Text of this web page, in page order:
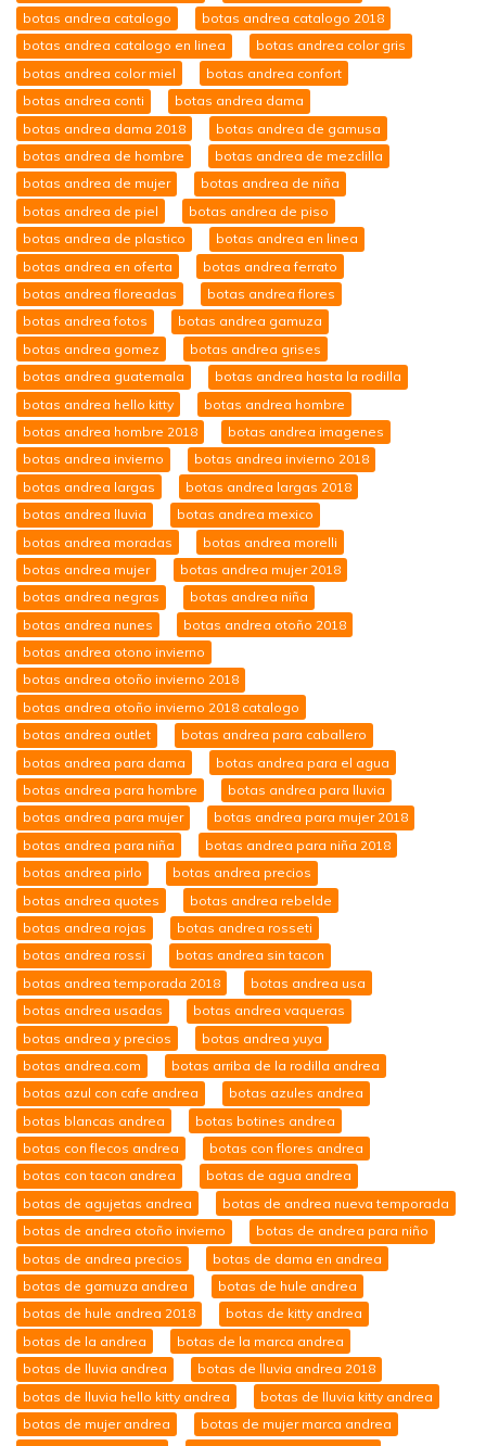
botas andrea catalogo
botas andrea catalogo 2018
botas andrea catalogo en linea
botas andrea color gris
botas andrea color miel
botas andrea confort
botas andrea conti
botas andrea dama
botas andrea dama 2018
botas andrea de gamusa
botas andrea de hombre
botas andrea de mezclilla
botas andrea de mujer
botas andrea de niña
botas andrea de piel
botas andrea de piso
botas andrea de plastico
botas andrea en linea
botas andrea en oferta
botas andrea ferrato
botas andrea floreadas
botas andrea flores
botas andrea fotos
botas andrea gamuza
botas andrea gomez
botas andrea grises
botas andrea guatemala
botas andrea hasta la rodilla
botas andrea hello kitty
botas andrea hombre
botas andrea hombre 2018
botas andrea imagenes
botas andrea invierno
botas andrea invierno 2018
botas andrea largas
botas andrea largas 2018
botas andrea lluvia
botas andrea mexico
botas andrea moradas
botas andrea morelli
botas andrea mujer
botas andrea mujer 2018
botas andrea negras
botas andrea niña
botas andrea nunes
botas andrea otoño 2018
botas andrea otono invierno
botas andrea otoño invierno 2018
botas andrea otoño invierno 2018 catalogo
botas andrea outlet
botas andrea para caballero
botas andrea para dama
botas andrea para el agua
botas andrea para hombre
botas andrea para lluvia
botas andrea para mujer
botas andrea para mujer 2018
botas andrea para niña
botas andrea para niña 2018
botas andrea pirlo
botas andrea precios
botas andrea quotes
botas andrea rebelde
botas andrea rojas
botas andrea rosseti
botas andrea rossi
botas andrea sin tacon
botas andrea temporada 2018
botas andrea usa
botas andrea usadas
botas andrea vaqueras
botas andrea y precios
botas andrea yuya
botas andrea.com
botas arriba de la rodilla andrea
botas azul con cafe andrea
botas azules andrea
botas blancas andrea
botas botines andrea
botas con flecos andrea
botas con flores andrea
botas con tacon andrea
botas de agua andrea
botas de agujetas andrea
botas de andrea nueva temporada
botas de andrea otoño invierno
botas de andrea para niño
botas de andrea precios
botas de dama en andrea
botas de gamuza andrea
botas de hule andrea
botas de hule andrea 2018
botas de kitty andrea
botas de la andrea
botas de la marca andrea
botas de lluvia andrea
botas de lluvia andrea 2018
botas de lluvia hello kitty andrea
botas de lluvia kitty andrea
botas de mujer andrea
botas de mujer marca andrea